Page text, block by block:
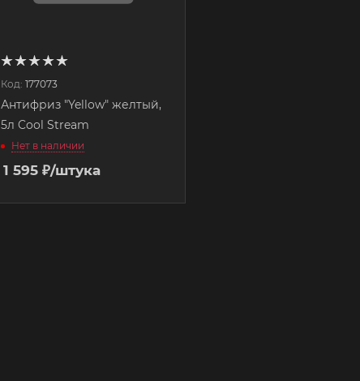
Код: 177073
Антифриз "Yellow" желтый,
5л Cool Stream
Нет в наличии
1 595 ₽/штука